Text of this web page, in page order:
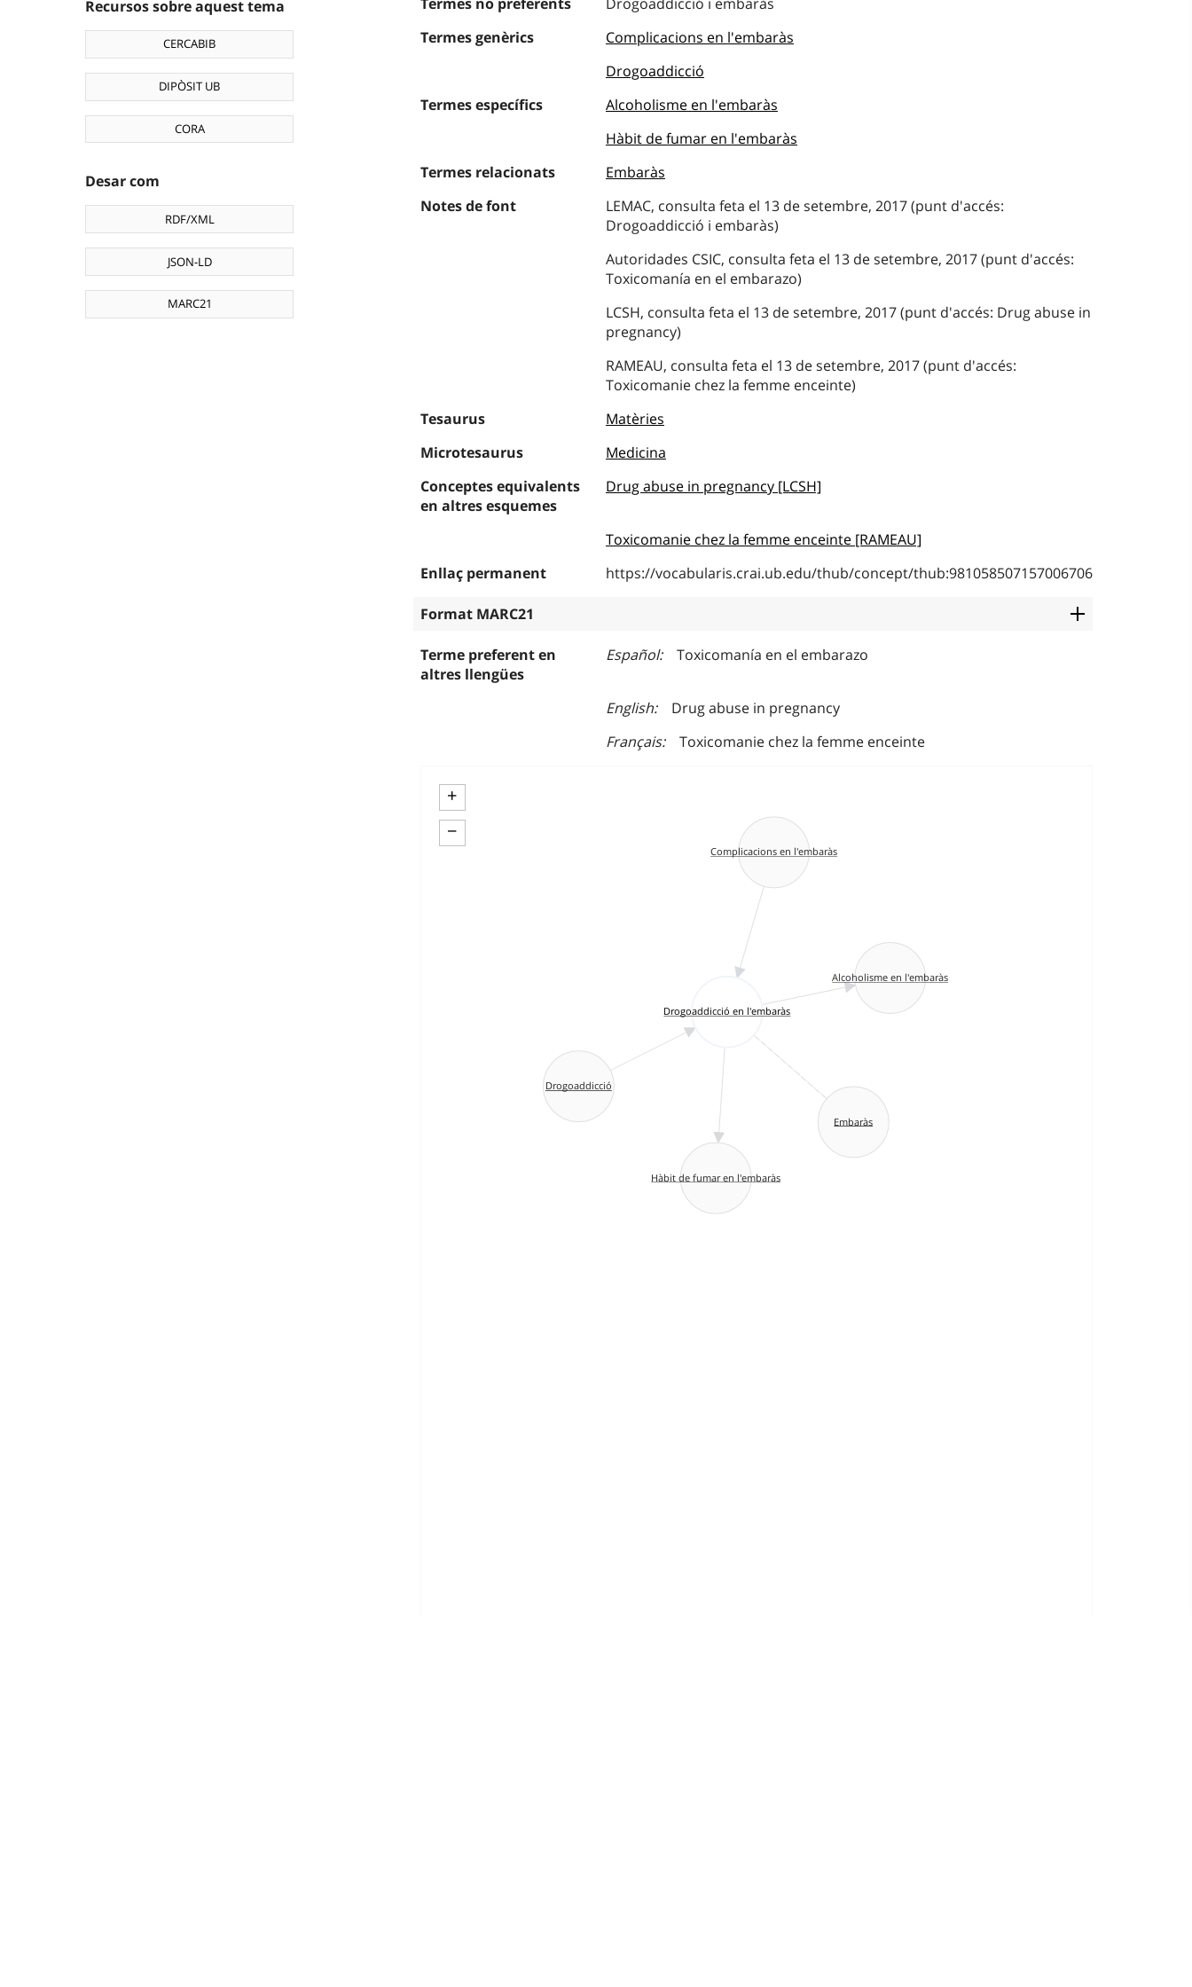
Recursos sobre aquest tema
CERCABIB
DIPÒSIT UB
CORA
Desar com
RDF/XML
JSON-LD
MARC21
Termes genèrics
Complicacions en l'embaràs
Drogoaddicció
Termes específics
Alcoholisme en l'embaràs
Hàbit de fumar en l'embaràs
Termes relacionats
Embaràs
Notes de font
LEMAC, consulta feta el 13 de setembre, 2017 (punt d'accés:
Drogoaddicció i embaràs)
Autoridades CSIC, consulta feta el 13 de setembre, 2017 (punt d'accés:
Toxicomanía en el embarazo)
LCSH, consulta feta el 13 de setembre, 2017 (punt d'accés: Drug abuse in
pregnancy)
RAMEAU, consulta feta el 13 de setembre, 2017 (punt d'accés:
Toxicomanie chez la femme enceinte)
Tesaurus
Matèries
Microtesaurus
Medicina
Conceptes equivalents
en altres esquemes
Drug abuse in pregnancy [LCSH]
Toxicomanie chez la femme enceinte [RAMEAU]
Enllaç permanent
https://vocabularis.crai.ub.edu/thub/concept/thub:981058507157006706
Format MARC21
Terme preferent en
altres llengües
Español Toxicomanía en el embarazo
English
Drug abuse in pregnancy
Français
Toxicomanie chez la femme enceinte
+
−
Drogoaddicció en l'embaràs
Hàbit de fumar en l'embaràs
Complicacions en l'embaràs
Embaràs
Drogoaddicció
Alcoholisme en l'embaràs